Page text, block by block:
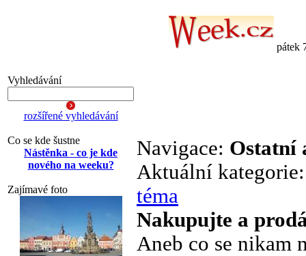
pátek
Vyhledávání
rozšířené vyhledávání
Co se kde šustne
Nástěnka - co je kde
nového na weeku?
Zajímavé foto
Navigace: Ostatní
Aktuální
téma
Nakupujte a
Aneb co se nikam